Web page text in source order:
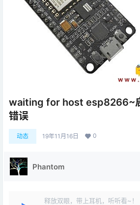
waiting for host esp8266~
错误
动态 19年11月16日 0
Phantom
释放双眼，带上耳机，听听看~！